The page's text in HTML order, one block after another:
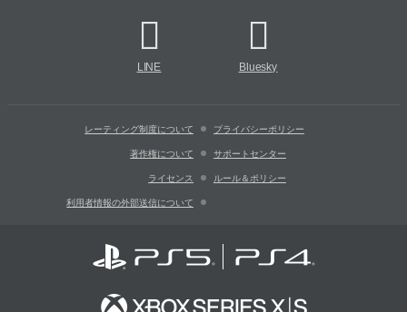
LINE Bluesky
レーティング制度について プライバシーポリシー
著作権について サポートセンター
ライセンス ルール＆ポリシー
利用者情報の外部送信について